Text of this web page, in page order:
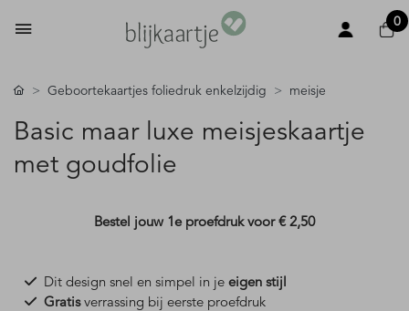
0
Geboortekaartjes foliedruk enkelzijdig meisje
Basic maar luxe meisjeskaartje
met goudfolie
Bestel jouw 1e proefdruk voor€ 2,50
Dit design snel en simpel in je eigen stijl
Gratisverrassing bij eerste proefdruk